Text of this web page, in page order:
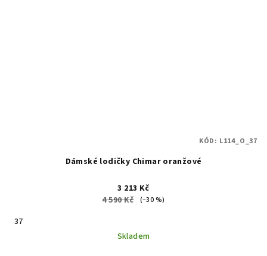
Dámské lodičky Chimar oranžové
3 213 Kč
4 590 Kč
(–30 %)
37
Skladem
KÓD: L114_O_37